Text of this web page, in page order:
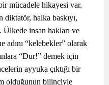
mücadele hikayesi var.
halka baskıyı,
insan hakları ve
adını “kelebekler” olarak
“Dur!” demek için
ayyuka çıktığı bir
olduğunun bilinciyle